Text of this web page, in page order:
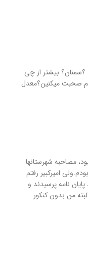
بیشتر از چی
صحبت میکنین؟معدل
مصاحبه شهرستانها
سوم بودم.ولی امیرکبیر رفتم
نامه پرسیدند و
من بدون کنکور